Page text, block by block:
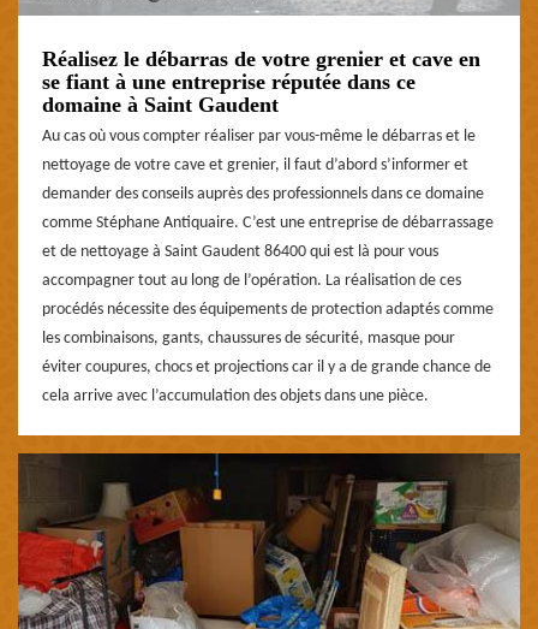
Réalisez le débarras de votre grenier et cave en
se fiant à une entreprise réputée dans ce
domaine à Saint Gaudent
Au cas où vous compter réaliser par vous-même le débarras et le
nettoyage de votre cave et grenier, il faut d’abord s’informer et
demander des conseils auprès des professionnels dans ce domaine
comme Stéphane Antiquaire. C’est une entreprise de débarrassage
et de nettoyage à Saint Gaudent 86400 qui est là pour vous
accompagner tout au long de l’opération. La réalisation de ces
procédés nécessite des équipements de protection adaptés comme
les combinaisons, gants, chaussures de sécurité, masque pour
éviter coupures, chocs et projections car il y a de grande chance de
cela arrive avec l’accumulation des objets dans une pièce.